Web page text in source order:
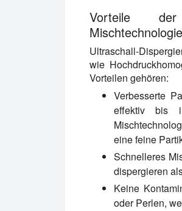
Vorteile der
Ultraschall-
wie
Vorteilen gehören:
Verbesserte
effektiv bis
eine feine
Schnelleres
dispergieren
Keine
oder Perlen,